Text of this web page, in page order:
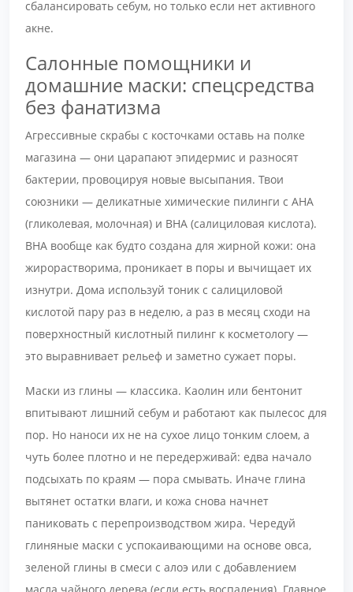
сбалансировать себум, но только если нет активного
акне.
Салонные помощники и
домашние маски: спецсредства
без фанатизма
Агрессивные скрабы с косточками оставь на полке
магазина — они царапают эпидермис и разносят
бактерии, провоцируя новые высыпания. Твои
союзники — деликатные химические пилинги с AHA
(гликолевая, молочная) и BHA (салициловая кислота).
BHA вообще как будто создана для жирной кожи: она
жирорастворима, проникает в поры и вычищает их
изнутри. Дома используй тоник с салициловой
кислотой пару раз в неделю, а раз в месяц сходи на
поверхностный кислотный пилинг к косметологу —
это выравнивает рельеф и заметно сужает поры.
Маски из глины — классика. Каолин или бентонит
впитывают лишний себум и работают как пылесос для
пор. Но наноси их не на сухое лицо тонким слоем, а
чуть более плотно и не передерживай: едва начало
подсыхать по краям — пора смывать. Иначе глина
вытянет остатки влаги, и кожа снова начнет
паниковать с перепроизводством жира. Чередуй
глиняные маски с успокаивающими на основе овса,
зеленой глины в смеси с алоэ или с добавлением